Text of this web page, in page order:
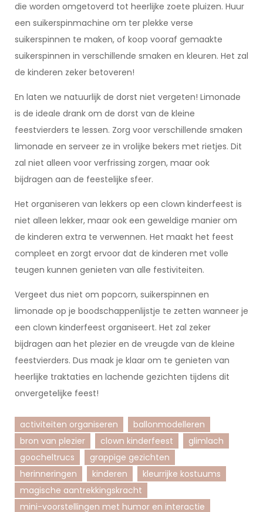
die worden omgetoverd tot heerlijke zoete pluizen. Huur
een suikerspinmachine om ter plekke verse
suikerspinnen te maken, of koop vooraf gemaakte
suikerspinnen in verschillende smaken en kleuren. Het zal
de kinderen zeker betoveren!
En laten we natuurlijk de dorst niet vergeten! Limonade
is de ideale drank om de dorst van de kleine
feestvierders te lessen. Zorg voor verschillende smaken
limonade en serveer ze in vrolijke bekers met rietjes. Dit
zal niet alleen voor verfrissing zorgen, maar ook
bijdragen aan de feestelijke sfeer.
Het organiseren van lekkers op een clown kinderfeest is
niet alleen lekker, maar ook een geweldige manier om
de kinderen extra te verwennen. Het maakt het feest
compleet en zorgt ervoor dat de kinderen met volle
teugen kunnen genieten van alle festiviteiten.
Vergeet dus niet om popcorn, suikerspinnen en
limonade op je boodschappenlijstje te zetten wanneer je
een clown kinderfeest organiseert. Het zal zeker
bijdragen aan het plezier en de vreugde van de kleine
feestvierders. Dus maak je klaar om te genieten van
heerlijke traktaties en lachende gezichten tijdens dit
onvergetelijke feest!
activiteiten organiseren
ballonmodelleren
bron van plezier
clown kinderfeest
glimlach
goocheltrucs
grappige gezichten
herinneringen
kinderen
kleurrijke kostuums
magische aantrekkingskracht
mini-voorstellingen met humor en interactie